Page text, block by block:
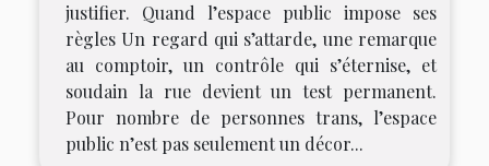
justifier. Quand l’espace public impose ses
règles Un regard qui s’attarde, une remarque
au comptoir, un contrôle qui s’éternise, et
soudain la rue devient un test permanent.
Pour nombre de personnes trans, l’espace
public n’est pas seulement un décor...